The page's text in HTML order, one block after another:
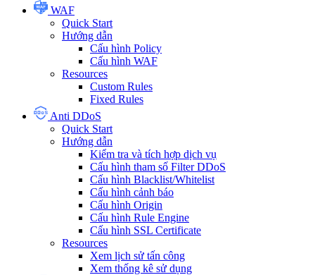
WAF
Quick Start
Hướng dẫn
Cấu hình Policy
Cấu hình WAF
Resources
Custom Rules
Fixed Rules
Anti DDoS
Quick Start
Hướng dẫn
Kiểm tra và tích hợp dịch vụ
Cấu hình tham số Filter DDoS
Cấu hình Blacklist/Whitelist
Cấu hình cảnh báo
Cấu hình Origin
Cấu hình Rule Engine
Cấu hình SSL Certificate
Resources
Xem lịch sử tấn công
Xem thống kê sử dụng